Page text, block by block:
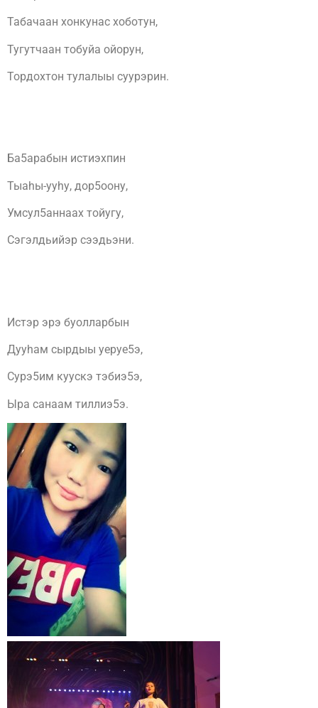
Табачаан хонкунас хоботун,
Тугутчаан тобуйа ойорун,
Тордохтон тулалыы суурэрин.
Ба5арабын истиэхпин
Тыаhы-ууhу, дор5оону,
Умсул5аннаах тойугу,
Сэгэлдьийэр сээдьэни.
Истэр эрэ буолларбын
Дууhам сырдыы уеруе5э,
Сурэ5им куускэ тэбиэ5э,
Ыра санаам тиллиэ5э.